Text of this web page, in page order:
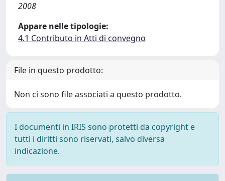
2008
Appare nelle tipologie:
4.1 Contributo in Atti di convegno
File in questo prodotto:
Non ci sono file associati a questo prodotto.
I documenti in IRIS sono protetti da copyright e
tutti i diritti sono riservati, salvo diversa
indicazione.